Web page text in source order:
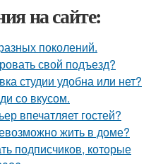
на сайте:
поколений.
свой подъезд?
студии удобна или нет?
со вкусом.
впечатляет гостей?
жить в доме?
подписчиков, которые